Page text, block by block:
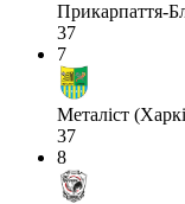
Прикарпаття-
37
7
Металіст
37
8